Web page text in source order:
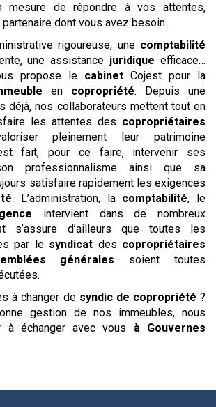
mesure de répondre à vos attentes,
dont vous avez besoin.
rigoureuse, une comptabilité
une assistance juridique efficace…
propose le cabinet Cojest pour la
en copropriété. Depuis une
déjà, nos collaborateurs mettent tout en
les attentes des copropriétaires
pleinement leur patrimoine
fait, pour ce faire, intervenir ses
professionnalisme ainsi que sa
satisfaire rapidement les exigences
. L’administration, la comptabilité, le
intervient dans de nombreux
s’assure d’ailleurs que toutes les
par le syndicat des copropriétaires
générales soient toutes
à changer de syndic de copropriété ?
gestion de nos immeubles, nous
à échanger avec vous
à Gouvernes